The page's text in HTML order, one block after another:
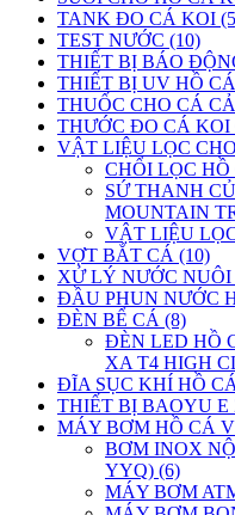
TANK ĐO CÁ KOI
TEST NƯỚC (10)
THIẾT BỊ BÁO
THIẾT BỊ UV HỒ
THUỐC CHO CÁ
THƯỚC ĐO CÁ KOI
VẬT LIỆU LỌC
CHỔI LỌC
SỨ THANH
MOUNTAIN
VẬT LIỆU
VỢT BẮT CÁ (10)
XỬ LÝ NƯỚC NUÔI
ĐẦU PHUN NƯỚC
ĐÈN BỂ CÁ (8)
ĐÈN LED HỒ
XA T4 HIGH
ĐĨA SỤC KHÍ HỒ
THIẾT BỊ BAOYU E
MÁY BƠM HỒ CÁ
BƠM INOX
YYQ) (6)
MÁY BƠM